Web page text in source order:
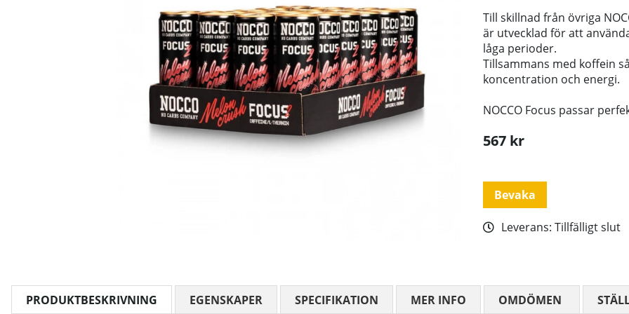
Till skillnad från övriga
är utvecklad för att
låga perioder.
Tillsammans med koffein
koncentration och energi.
NOCCO Focus passar
567 kr
Bevaka
Leverans: Tillfälligt slut
PRODUKTBESKRIVNING EGENSKAPER SPECIFIKATION MER INFO OMDÖMEN